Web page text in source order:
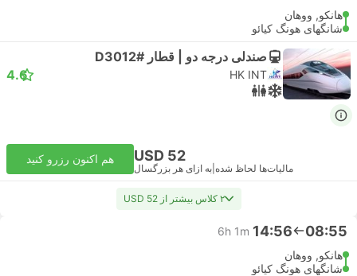
هانکو, ووهان
شانگهای هونگ کیائو
صندلی درجه دو | قطار #D3012
HK INT
4.6
USD 52
مالیات‌ها لحاظ شده به ازای هر بزرگسال
هم اکنون رزرو کنید
۲ کلاس بیشتر از USD 52
08:55
14:56
6h 1m
هانکو, ووهان
شانگهای هونگ کیائو